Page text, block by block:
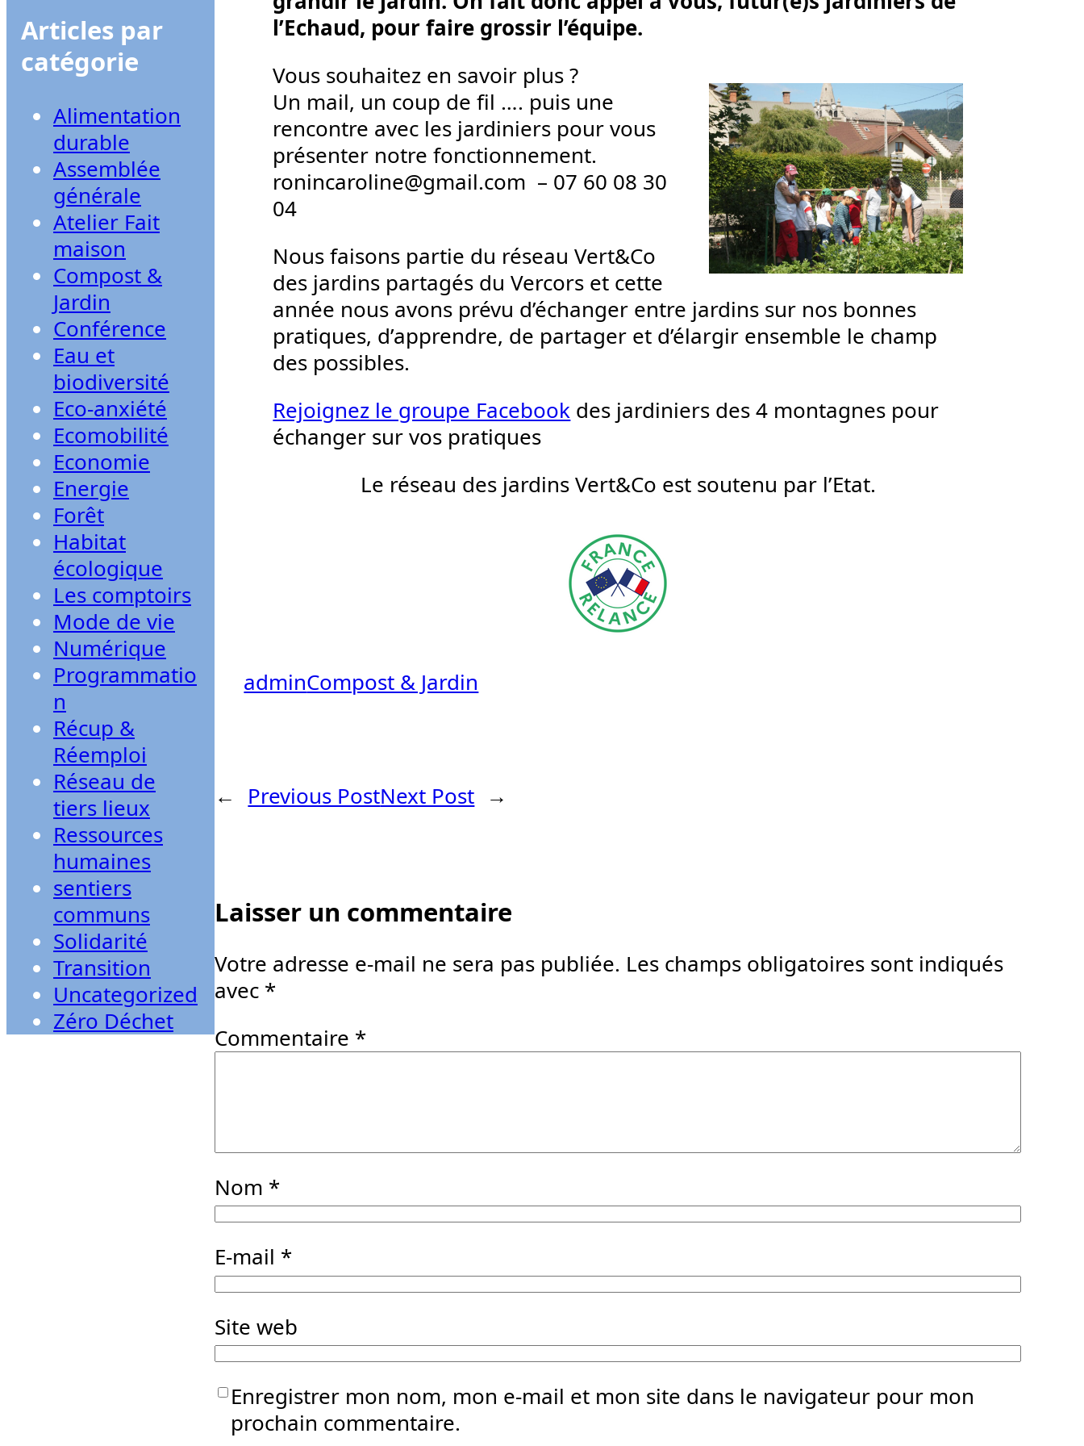
Articles par
catégorie
Alimentation
durable
Assemblée
générale
Atelier Fait
maison
Compost &
Jardin
Conférence
Eau et
biodiversité
Eco-anxiété
Ecomobilité
Economie
Energie
Forêt
Habitat
écologique
Les comptoirs
Mode de vie
Numérique
Programmatio
n
Récup &
Réemploi
Réseau de
tiers lieux
Ressources
humaines
sentiers
communs
Solidarité
Transition
Uncategorized
Zéro Déchet
l’Echaud, pour faire grossir l’équipe.
Vous souhaitez en savoir plus ?
Un mail, un coup de fil …. puis une
rencontre avec les jardiniers pour vous
présenter notre fonctionnement.
ronincaroline@gmail.com – 07 60 08 30
04
Nous faisons partie du réseau Vert&Co
des jardins partagés du Vercors et cette
année nous avons prévu d’échanger entre jardins sur nos bonnes
pratiques, d’apprendre, de partager et d’élargir ensemble le champ
des possibles.
Rejoignez le groupe Facebook des jardiniers des 4 montagnes pour
échanger sur vos pratiques
Le réseau des jardins Vert&Co est soutenu par l’Etat.
adminCompost & Jardin
← Previous PostNext Post →
Laisser un commentaire
Votre adresse e-mail ne sera pas publiée. Les champs obligatoires sont indiqués
avec *
Commentaire *
Nom *
E-mail *
Site web
Enregistrer mon nom, mon e-mail et mon site dans le navigateur pour mon
prochain commentaire.